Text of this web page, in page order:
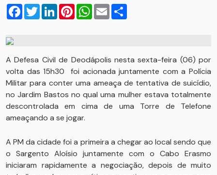
Facebook
TwitterLinkedInPinterestWhatsApp
Email
A Defesa Civil de Deodápolis nesta sexta-feira (06) por
volta das 15h30 foi acionada juntamente com a Polícia
Militar para conter uma ameaça de tentativa de suicídio,
no Jardim Bastos no qual uma mulher estava totalmente
descontrolada em cima de uma Torre de Telefone
ameaçando a se jogar.
A PM da cidade foi a primeira a chegar ao local sendo que
o Sargento Aloísio juntamente com o Cabo Erasmo
iniciaram rapidamente a negociação, depois de muito